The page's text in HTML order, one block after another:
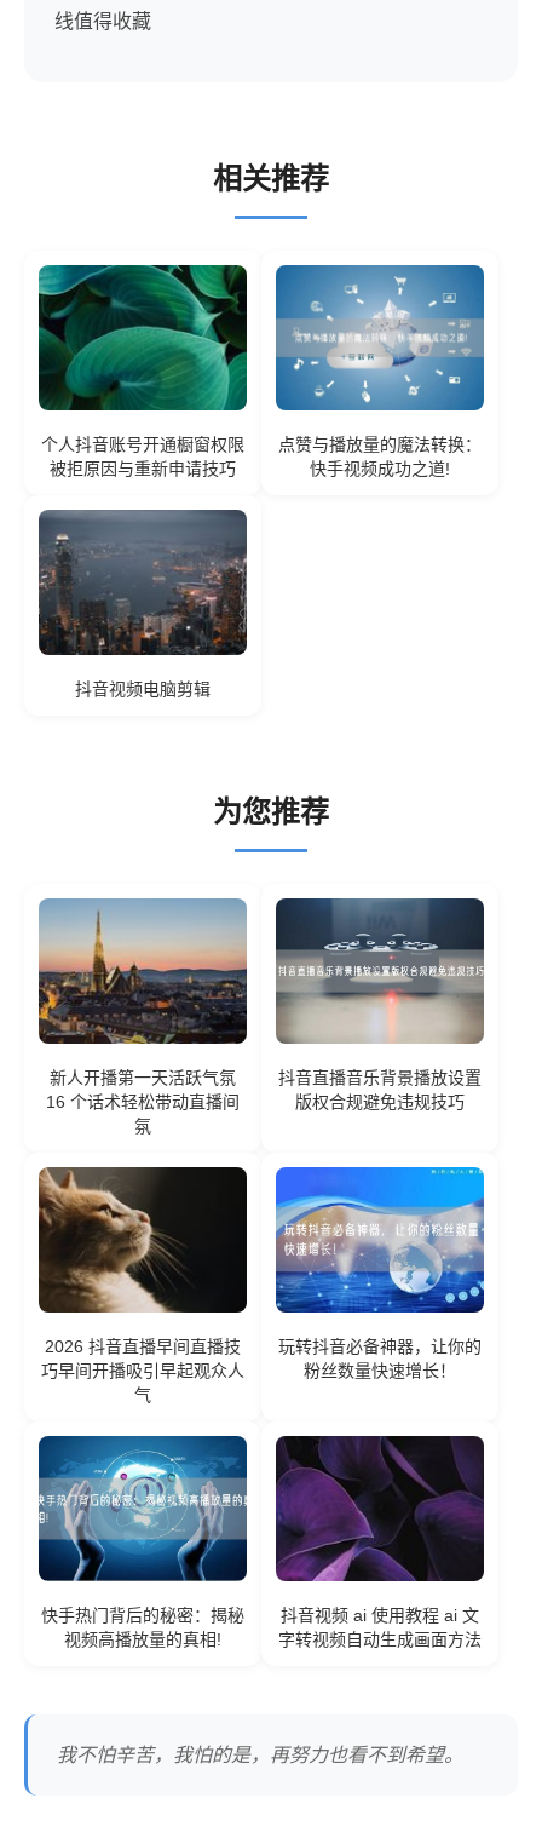
线值得收藏
相关推荐
个人抖音账号开通橱窗权限
被拒原因与重新申请技巧
点赞与播放量的魔法转换：
快手视频成功之道!
抖音视频电脑剪辑
为您推荐
新人开播第一天活跃气氛
16 个话术轻松带动直播间
氛
抖音直播音乐背景播放设置
版权合规避免违规技巧
2026 抖音直播早间直播技
巧早间开播吸引早起观众人
气
玩转抖音必备神器，让你的
粉丝数量快速增长！
快手热门背后的秘密：揭秘
视频高播放量的真相!
抖音视频 ai 使用教程 ai 文
字转视频自动生成画面方法
我不怕辛苦，我怕的是，再努力也看不到希望。